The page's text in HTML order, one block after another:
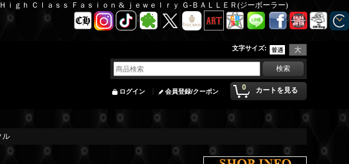
ｉｇｈ Ｃｌａｓｓ Ｆａｓｉｏｎ & ｊｅｗｅｌｒｙ Ｇ-ＢＡＬＬＥＲ(ジーボーラー)
文字サイズ:
0 カートを見る
ログイン 会員登録/クーポン
ル